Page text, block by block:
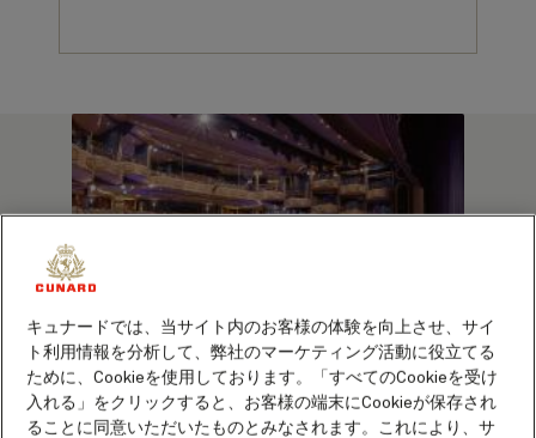
キュナードでは、当サイト内のお客様の体験を向上させ、サイ
ト利用情報を分析して、弊社のマーケティング活動に役立てる
ために、Cookieを使用しております。「すべてのCookieを受け
入れる」をクリックすると、お客様の端末にCookieが保存され
ることに同意いただいたものとみなされます。これにより、サ